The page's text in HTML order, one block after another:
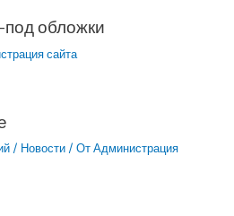
обложки
сайта
/ Новости / От Администрация